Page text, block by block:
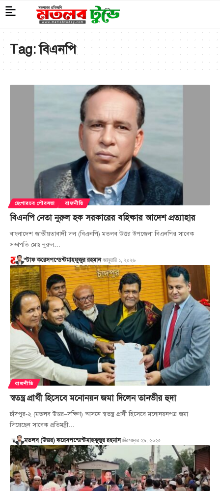
Tag:বিএনপি
ছেংগারচর পৌরসভা রাজনীতি
বিএনপি নেতা নুরুল হক সরকারের বহিষ্কার আদেশ প্রত্যাহার
বাংলাদেশ জাতীয়তাবাদী দল (বিএনপি) মতলব উত্তর উপজেলা বিএনপির সাবেক
সভাপতি মোঃ নুরুল…
স্টাফ করেসপন্ডেন্টমাহফুজুর রহমান জানুয়ারি ১, ২০২৬
রাজনীতি
স্বতন্ত্র প্রার্থী হিসেবে মনোনয়ন জমা দিলেন তানভীর হুদা
চাঁদপুর-২ (মতলব উত্তর–দক্ষিণ) আসনে স্বতন্ত্র প্রার্থী হিসেবে মনোনয়নপত্র জমা
দিয়েছেন সাবেক প্রতিমন্ত্রী…
মতলব (উত্তর) করেসপন্ডেন্টমাহফুজুর রহমান ডিসেম্বর ২৯, ২০২৫